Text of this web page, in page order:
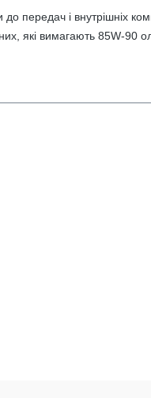
передач і внутрішніх
які вимагають 85W-90